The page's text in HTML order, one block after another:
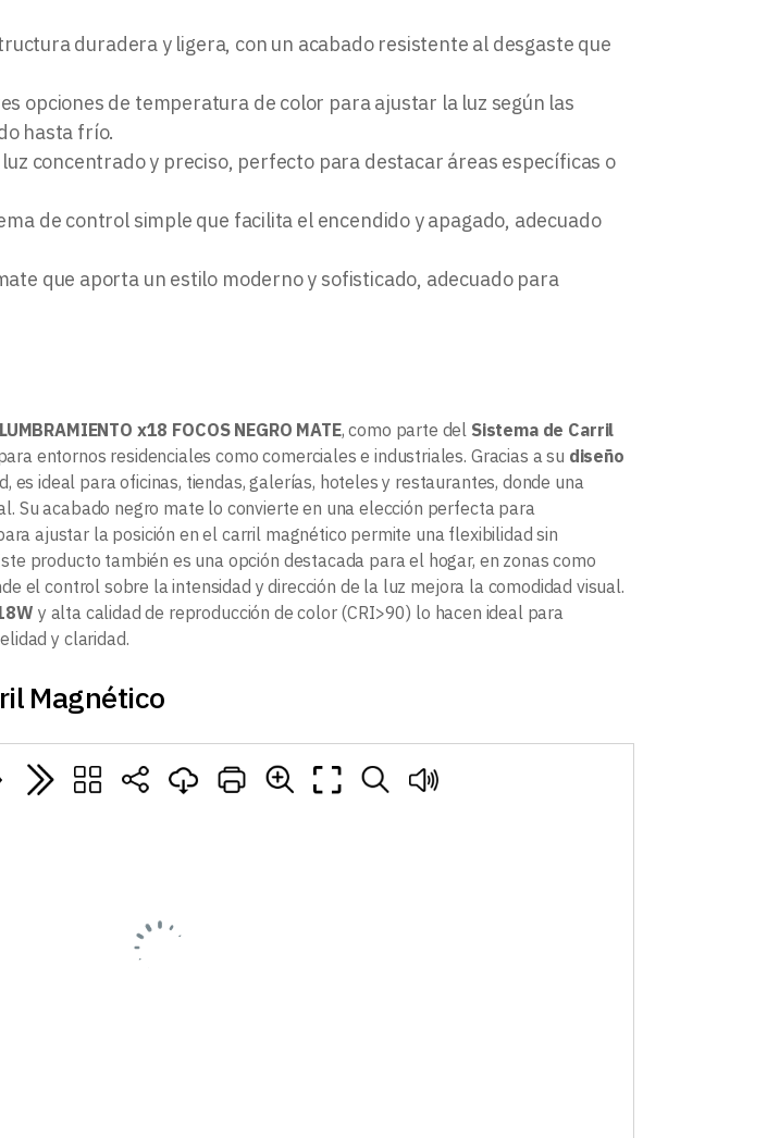
duradera y ligera, con un acabado resistente al desgaste que
opciones de temperatura de color para ajustar la luz según las
hasta frío.
luz concentrado y preciso, perfecto para destacar áreas específicas o
de control simple que facilita el encendido y apagado, adecuado
que aporta un estilo moderno y sofisticado, adecuado para
x18 FOCOS NEGRO MATE, como parte del Sistema de Carril
entornos residenciales como comerciales e industriales. Gracias a su diseño
es ideal para oficinas, tiendas, galerías, hoteles y restaurantes, donde una
Su acabado negro mate lo convierte en una elección perfecta para
ajustar la posición en el carril magnético permite una flexibilidad sin
producto también es una opción destacada para el hogar, en zonas como
el control sobre la intensidad y dirección de la luz mejora la comodidad visual.
y alta calidad de reproducción de color (CRI>90) lo hacen ideal para
y claridad.
Magnético